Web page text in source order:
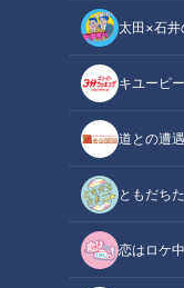
太田×石井
キユーピ
道との遭遇
ともだち
恋はロケ中
CBCテレビ『チャント！
この記事の画像